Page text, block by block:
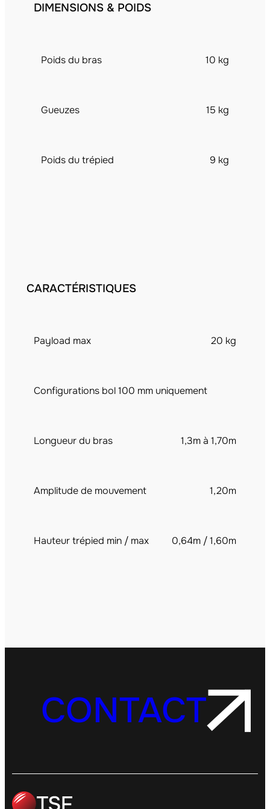
DIMENSIONS & POIDS
Poids du bras 10 kg
Gueuzes 15 kg
Poids du trépied 9 kg
CARACTÉRISTIQUES
Payload max 20 kg
Configurations bol 100 mm uniquement
Longueur du bras 1,3m à 1,70m
Amplitude de mouvement 1,20m
Hauteur trépied min / max 0,64m / 1,60m
CONTACT